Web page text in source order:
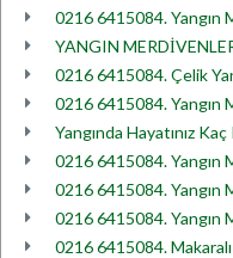
0216 6415084. Yangın
YANGIN
0216 6415084. Çelik
0216 6415084. Yangın
Yangında Hayatınız Kaç
0216 6415084. Yangın
0216 6415084. Yangın
0216 6415084. Yangın
0216 6415084.